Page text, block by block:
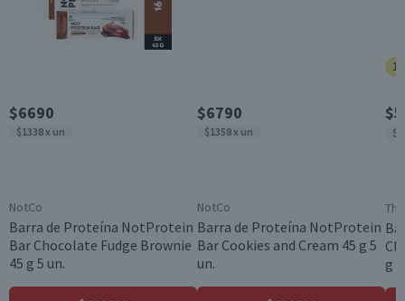
$6690
$1338 x un
NotCo
Barra de Proteína NotProtein
Bar Chocolate Fudge Brownie
45 g 5 un.
$6790
$1358 x un
NotCo
Barra de Proteína NotProtein
Bar Cookies and Cream 45 g 5
un.
g